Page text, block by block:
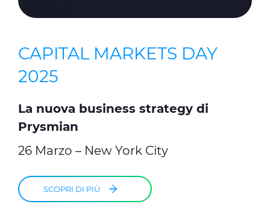
CAPITAL MARKETS DAY
2025
La nuova business strategy di
Prysmian
26 Marzo – New York City
SCOPRI DI PIÙ